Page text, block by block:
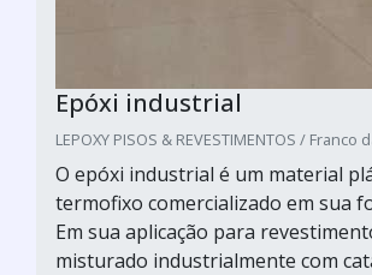
Epóxi industrial
LEPOXY PISOS & REVESTIMENTOS / Franco
O epóxi industrial é um material
termofixo comercializado em sua
Em sua aplicação para
misturado industrialmente com